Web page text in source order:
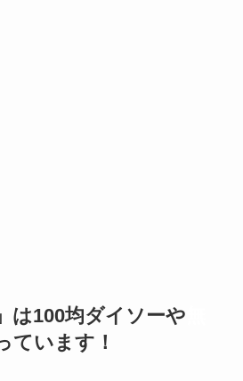
」は100均ダイソーや
ています！